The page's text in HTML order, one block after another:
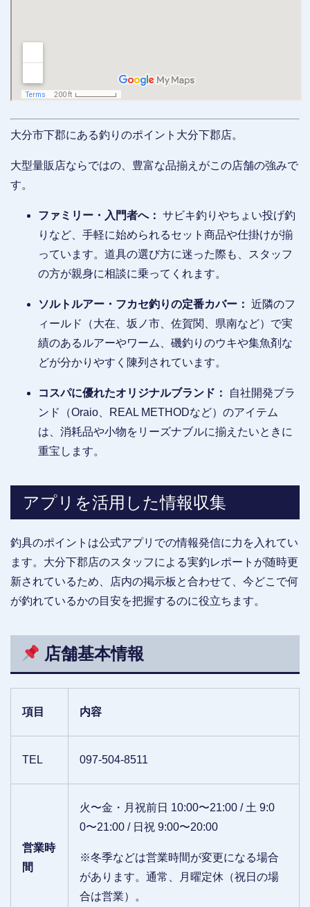
大分市下郡にある釣りのポイント大分下郡店。
大型量販店ならではの、豊富な品揃えがこの店舗の強みで
す。
ファミリー・入門者へ： サビキ釣りやちょい投げ釣
りなど、手軽に始められるセット商品や仕掛けが揃
っています。道具の選び方に迷った際も、スタッフ
の方が親身に相談に乗ってくれます。
ソルトルアー・フカセ釣りの定番カバー： 近隣のフ
ィールド（大在、坂ノ市、佐賀関、県南など）で実
績のあるルアーやワーム、磯釣りのウキや集魚剤な
どが分かりやすく陳列されています。
コスパに優れたオリジナルブランド：
自社開発ブラ
ンド（Oraio、REAL METHODなど）のアイテム
は、消耗品や小物をリーズナブルに揃えたいときに
重宝します。
アプリを活用した情報収集
釣具のポイントは公式アプリでの情報発信に力を入れてい
ます。大分下郡店のスタッフによる実釣レポートが随時更
新されているため、店内の掲示板と合わせて、今どこで何
が釣れているかの目安を把握するのに役立ちます。
店舗基本情報
項目 内容
TEL 097-504-8511
営業時
間
火〜金・月祝前日 10:00〜21:00 / 土 9:0
0〜21:00 / 日祝 9:00〜20:00
※冬季などは営業時間が変更になる場合
があります。通常、月曜定休（祝日の場
合は営業）。